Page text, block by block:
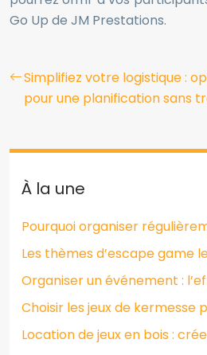
Go Up de JM Prestations.
Simplifiez votre logistique :
pour une planification sans
À la une
Pourquoi organiser
Les thèmes d’escape game
Organiser un événement :
Choisir les jeux de
Location de jeux en bois :